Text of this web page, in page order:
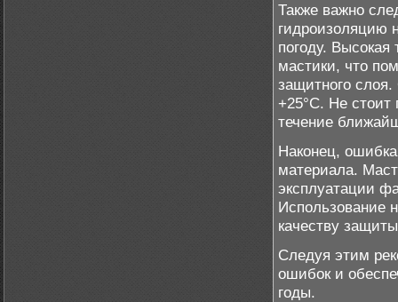
Также важно
гидроизоляцию
погоду.
мастики, что
защитного
+25°C. Не
течение
Наконец,
материала.
эксплуатации
Использование
качеству
Следуя этим
ошибок и
годы.